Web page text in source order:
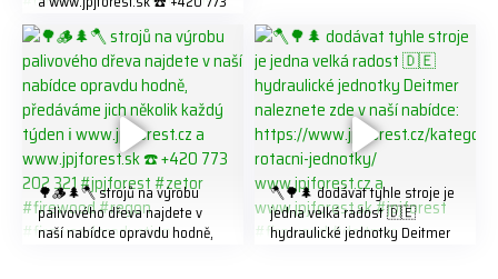
202 321 #jpjforest #forsmw
#biojack #regon #vahvajussi
🌳🪵🌲🪓 strojů na výrobu
palivového dřeva najdete v
naší nabídce opravdu hodně,
🪓🌳🌲 dodávat tyhle stroje je
jedna velká radost 🇩🇪
hydraulické jednotky Deitmer